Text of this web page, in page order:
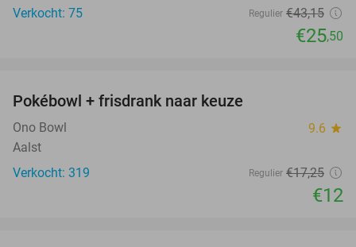
Verkocht: 75
Regulier €43,15
€25,50
Pokébowl + frisdrank naar keuze
Ono Bowl 9.6 star
Aalst
Verkocht: 319
Regulier €17,25
€12